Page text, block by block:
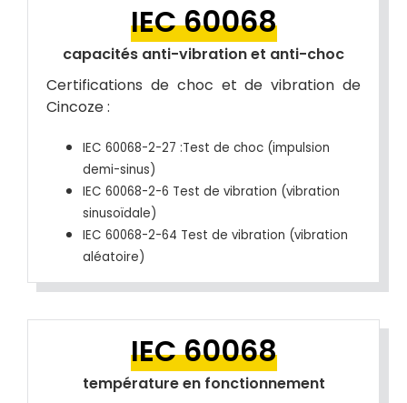
IEC 60068
capacités anti-vibration et anti-choc
Certifications de choc et de vibration de
Cincoze :
IEC 60068-2-27 :Test de choc (impulsion
demi-sinus)
IEC 60068-2-6 Test de vibration (vibration
sinusoïdale)
IEC 60068-2-64 Test de vibration (vibration
aléatoire)
IEC 60068
température en fonctionnement